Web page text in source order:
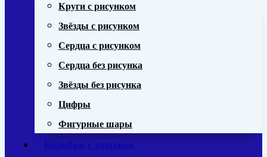
Круги с рисунком
Звёзды с рисунком
Сердца с рисунком
Сердца без рисунка
Звёзды без рисунка
Цифры
Фигурные шары
Коробки с шарами